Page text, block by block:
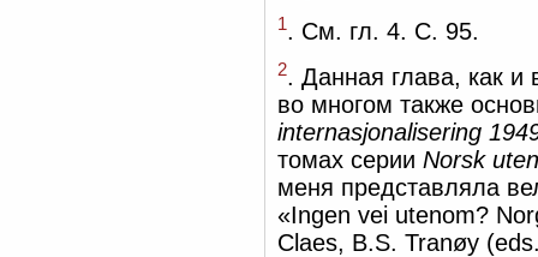
1. См. гл. 4. С. 95.
2. Данная глава, как и
во многом также
internasjonalisering
томах серии Norsk
меня представляла
«Ingen vei utenom?
Claes, B.S. Tranøy